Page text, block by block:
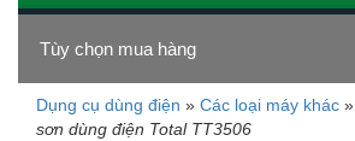
Tùy chọn mua hàng
Đang tải dữ liệu
Dụng cụ dùng điện » Các loại máy khác »
sơn dùng điện Total TT3506